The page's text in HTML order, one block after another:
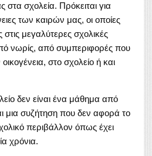
στα σχολεία. Πρόκειται για
των καιρών μας, οι οποίες
στις μεγαλύτερες σχολικές
νωρίς, από συμπεριφορές που
στο σχολείο ή και
δεν είναι ένα μάθημα από
μια συζήτηση που δεν αφορά το
περιβάλλον όπως έχει
χρόνια.